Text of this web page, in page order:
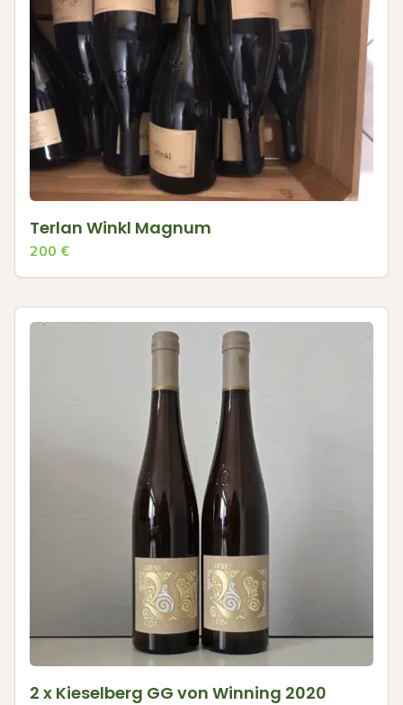
Terlan Winkl Magnum
200 €
2 x Kieselberg GG von Winning 2020